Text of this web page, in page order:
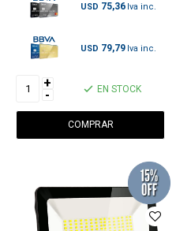
USD 75,36
USD 79,79
+
- EN STOCK